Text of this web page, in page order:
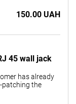
150.00 UAH
45 wall jack
has already
patching the